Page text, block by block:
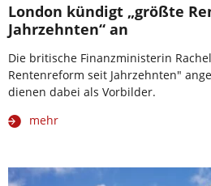
London kündigt „größte
Jahrzehnten“ an
Die britische Finanzministerin
Rentenreform seit Jahrzehnten"
dienen dabei als Vorbilder.
mehr